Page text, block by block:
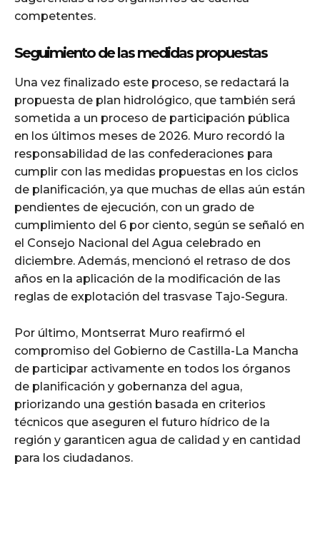
competentes.
Seguimiento de las medidas propuestas
Una vez finalizado este proceso, se redactará la
propuesta de plan hidrológico, que también será
sometida a un proceso de participación pública
en los últimos meses de 2026. Muro recordó la
responsabilidad de las confederaciones para
cumplir con las medidas propuestas en los ciclos
de planificación, ya que muchas de ellas aún están
pendientes de ejecución, con un grado de
cumplimiento del 6 por ciento, según se señaló en
el Consejo Nacional del Agua celebrado en
diciembre. Además, mencionó el retraso de dos
años en la aplicación de la modificación de las
reglas de explotación del trasvase Tajo-Segura.
Por último, Montserrat Muro reafirmó el
compromiso del Gobierno de Castilla-La Mancha
de participar activamente en todos los órganos
de planificación y gobernanza del agua,
priorizando una gestión basada en criterios
técnicos que aseguren el futuro hídrico de la
región y garanticen agua de calidad y en cantidad
para los ciudadanos.